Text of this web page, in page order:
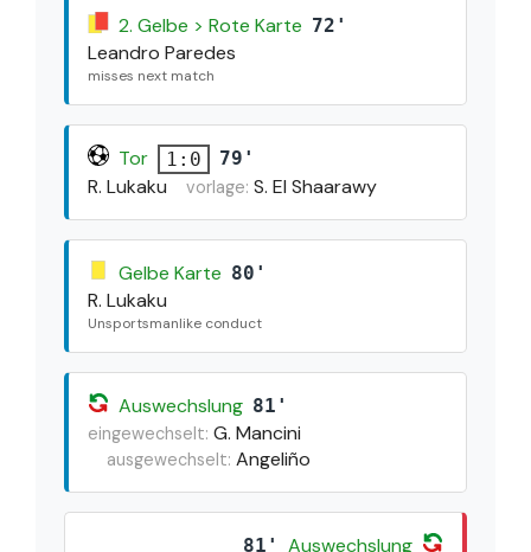
2. Gelbe > Rote Karte 72'
Leandro Paredes
misses next match
Tor 1:0 79'
R. Lukaku vorlage: S. El Shaarawy
Gelbe Karte 80'
R. Lukaku
Unsportsmanlike conduct
Auswechslung 81'
eingewechselt: G. Mancini
ausgewechselt: Angeliño
81' Auswechslung